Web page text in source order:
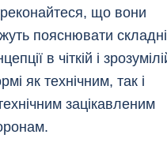
що вони
пояснювати складні
в чіткій і
як технічним, так і
зацікавленим